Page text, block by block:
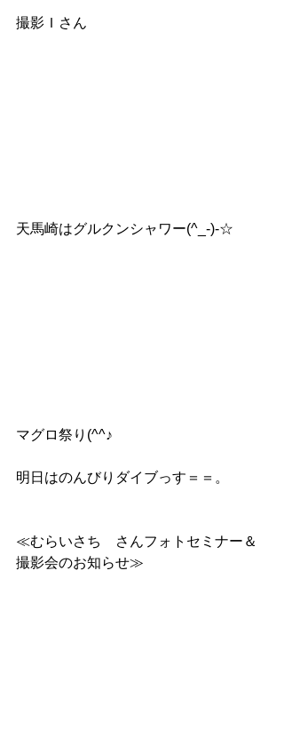
撮影Ｉさん
天馬崎はグルクンシャワー(^_-)-☆
マグロ祭り(^^♪
明日はのんびりダイブっす＝＝。
≪むらいさち　さんフォトセミナー＆
撮影会のお知らせ≫